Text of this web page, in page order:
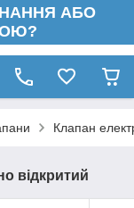
АБО
Клапан
відкритий